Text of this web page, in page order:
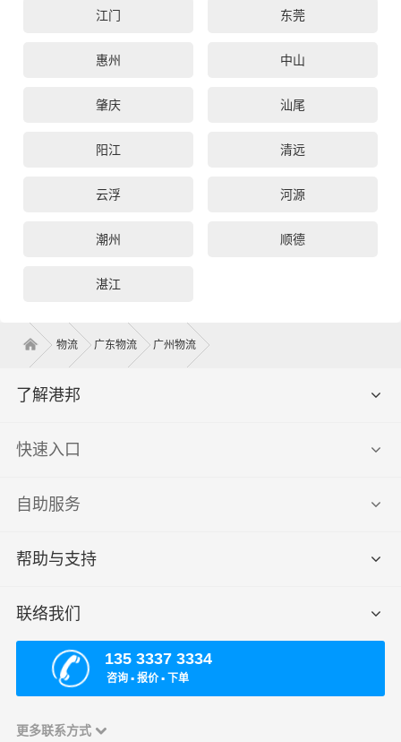
江门 东莞
惠州 中山
肇庆 汕尾
阳江 清远
云浮 河源
潮州 顺德
湛江
物流 广东物流 广州物流
了解港邦
快速入口
自助服务
帮助与支持
联络我们
135 3337 3334
咨询 ▪ 报价 ▪ 下单
更多联系方式